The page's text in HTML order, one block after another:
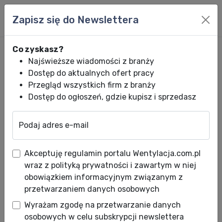
Wentylacja pożarowa -
premiera na Forum Wentylacja
2012
Data publikacji: 22.03.2012
Zapisz się do Newslettera
Co zyskasz?
Najświeższe wiadomości z branży
Dostęp do aktualnych ofert pracy
Przegląd wszystkich firm z branży
Dostęp do ogłoszeń, gdzie kupisz i sprzedasz
Podaj adres e-mail
Akceptuję regulamin portalu Wentylacja.com.pl
wraz z polityką prywatności i zawartym w niej
obowiązkiem informacyjnym związanym z
przetwarzaniem danych osobowych
Wyrażam zgodę na przetwarzanie danych
osobowych w celu subskrypcji newslettera